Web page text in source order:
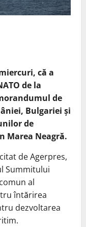
că a
de la
de
Bulgariei şi
de
Marea Neagră.
de Agerpres,
Summitului
al
întărirea
dezvoltarea